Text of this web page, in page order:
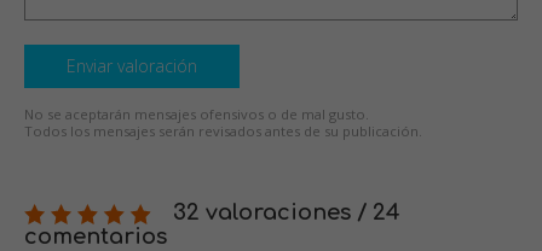
Enviar valoración
No se aceptarán mensajes ofensivos o de mal gusto.
Todos los mensajes serán revisados antes de su publicación.
32 valoraciones / 24
comentarios